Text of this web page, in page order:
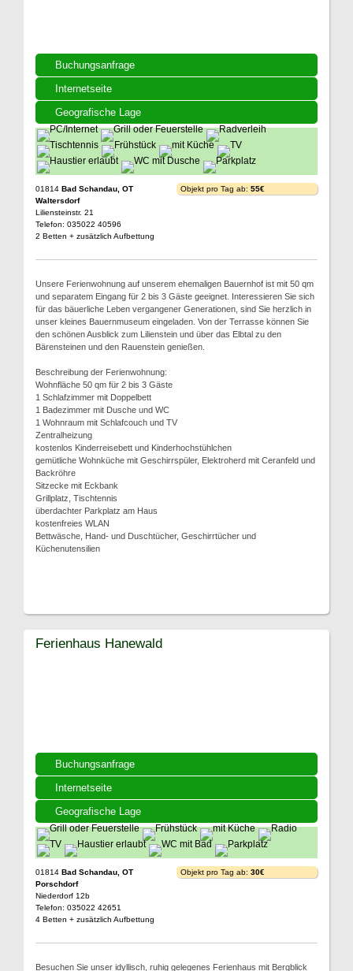
Buchungsanfrage
Internetseite
Geografische Lage
01814 Bad Schandau, OT
Waltersdorf
Liliensteinstr. 21
Telefon: 035022 40596
2 Betten + zusätzlich Aufbettung
Objekt pro Tag ab: 55€
Unsere Ferienwohnung auf unserem ehemaligen Bauernhof ist mit 50 qm
und separatem Eingang für 2 bis 3 Gäste geeignet. Interessieren Sie sich
für das bäuerliche Leben vergangener Generationen, sind Sie herzlich in
unser kleines Bauernmuseum eingeladen. Von der Terrasse können Sie
den schönen Ausblick zum Lilienstein und über das Elbtal zu den
Bärensteinen und den Rauenstein genießen.
Beschreibung der Ferienwohnung:
Wohnfläche 50 qm für 2 bis 3 Gäste
1 Schlafzimmer mit Doppelbett
1 Badezimmer mit Dusche und WC
1 Wohnraum mit Schlafcouch und TV
Zentralheizung
kostenlos Kinderreisebett und Kinderhochstühlchen
gemütliche Wohnküche mit Geschirrspüler, Elektroherd mit Ceranfeld und
Backröhre
Sitzecke mit Eckbank
Grillplatz, Tischtennis
überdachter Parkplatz am Haus
kostenfreies WLAN
Bettwäsche, Hand- und Duschtücher, Geschirrtücher und
Küchenutensilien
Buchungsanfrage
Internetseite
Geografische Lage
Ferienhaus Hanewald
01814 Bad Schandau, OT
Porschdorf
Niederdorf 12b
Telefon: 035022 42651
4 Betten + zusätzlich Aufbettung
Objekt pro Tag ab: 30€
Besuchen Sie unser idyllisch, ruhig gelegenes Ferienhaus mit Bergblick